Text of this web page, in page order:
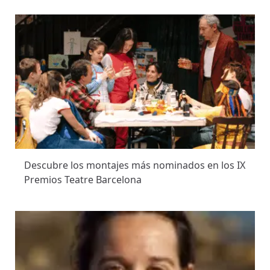
Descubre los montajes más nominados en los IX
Premios Teatre Barcelona